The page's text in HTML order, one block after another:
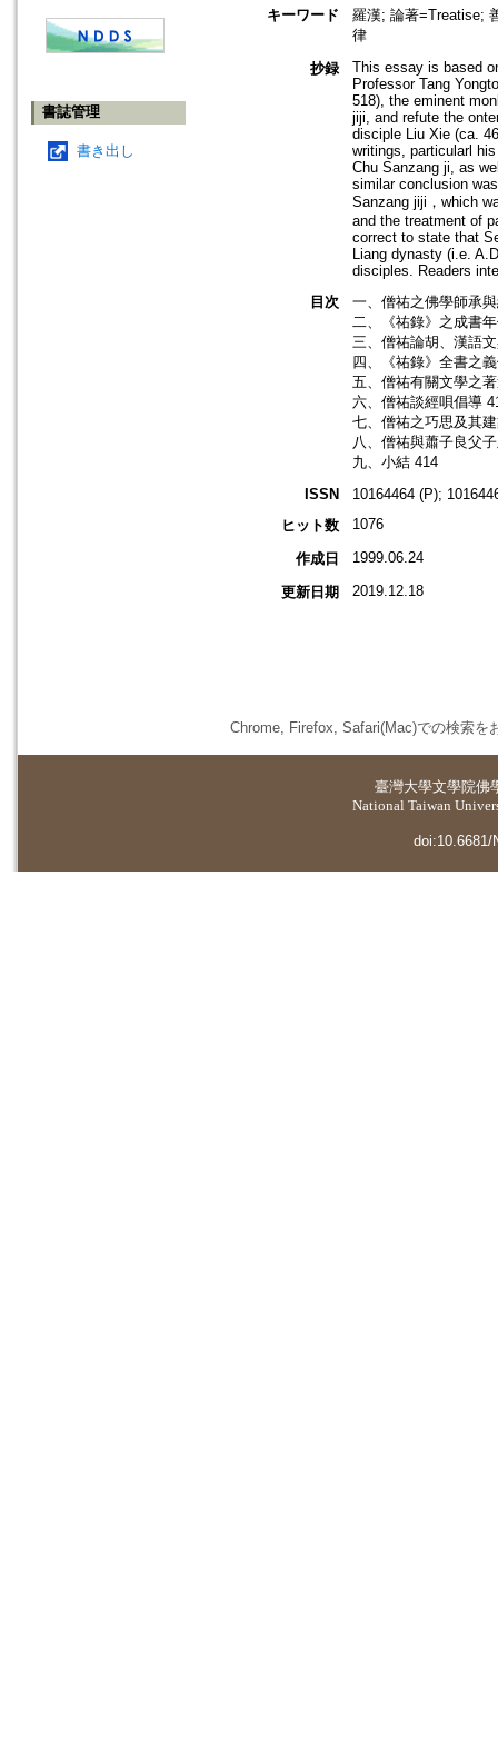
書誌管理
書き出し
キーワード
羅漢; 論著=Treatise;
律
抄録
This essay is based
Professor Tang
518), the eminent
jiji, and refute the
disciple Liu Xie (ca.
writings, particularl
Chu Sanzang ji, as
similar conclusion
Sanzang jiji，which
and the treatment of
correct to state that
Liang dynasty (i.e.
disciples. Readers
目次
一、僧祐之佛學師承
二、《祐錄》之成書
三、僧祐論胡、漢語
四、《祐錄》全書之
五、僧祐有關文學之
六、僧祐談經唄倡導
七、僧祐之巧思及其
八、僧祐與蕭子良父
九、小結 414
ISSN
10164464 (P);
ヒット数
1076
作成日 1999.06.24
更新日期 2019.12.18
Chrome, Firefox, Safari(Mac)での検索を
臺灣大學文學院佛
National Taiwan
doi:10.6681/